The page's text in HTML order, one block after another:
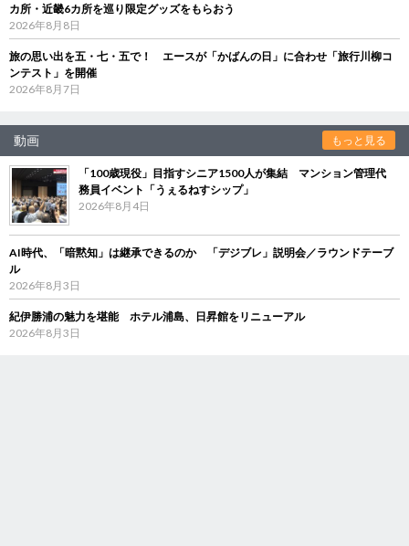
カ所・近畿6カ所を巡り限定グッズをもらおう
2026年8月8日
旅の思い出を五・七・五で！ エースが「かばんの日」に合わせ「旅行川柳コ
ンテスト」を開催
2026年8月7日
動画 もっと見る
「100歳現役」目指すシニア1500人が集結 マンション管理代
務員イベント「うぇるねすシップ」
2026年8月4日
AI時代、「暗黙知」は継承できるのか 「デジブレ」説明会／ラウンドテーブ
ル
2026年8月3日
紀伊勝浦の魅力を堪能 ホテル浦島、日昇館をリニューアル
2026年8月3日